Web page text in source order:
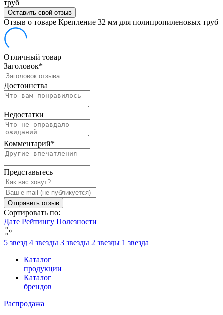
труб
Оставить свой отзыв
Отзыв о товаре Крепление 32 мм для полипропиленовых труб
Отличный товар
Заголовок*
Достоинства
Недостатки
Комментарий*
Представьтесь
Отправить отзыв
Сортировать по:
Дате Рейтингу Полезности
5 звезд 4 звезды 3 звезды 2 звезды 1 звезда
Каталог
продукции
Каталог
брендов
Распродажа